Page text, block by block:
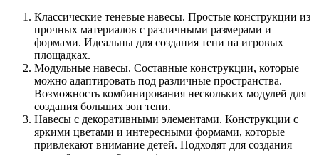
Классические теневые навесы. Простые конструкции из
прочных материалов с различными размерами и
формами. Идеальны для создания тени на игровых
площадках.
Модульные навесы. Составные конструкции, которые
можно адаптировать под различные пространства.
Возможность комбинирования нескольких модулей для
создания больших зон тени.
Навесы с декоративными элементами. Конструкции с
яркими цветами и интересными формами, которые
привлекают внимание детей. Подходят для создания